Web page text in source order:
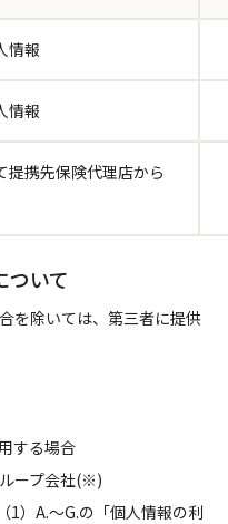
情報
情報
提携先保険代理店から
ついて
を除いては、第三者に提供
する場合
ープ会社(※)
）A.～G.の「個人情報の利